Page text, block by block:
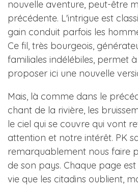
nouvelle aventure, peut-être
précédente. L'intrigue est
gain conduit parfois les
Ce fil, très bourgeois,
familiales indélébiles, permet
proposer ici une nouvelle
Mais, là comme dans le
chant de la rivière, les
le ciel qui se couvre qui vont
attention et notre intérêt. PK
remarquablement nous faire
de son pays. Chaque page
vie que les citadins oublient,